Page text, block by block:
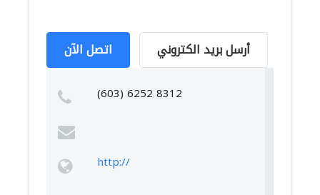
اتصل الآن أرسل بريد الكتروني
(603) 6252 8312
http://